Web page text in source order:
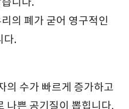
니다.
의 폐가 굳어 영구적인
다.
의 수가 빠르게 증가하고
나쁜 공기질이 뽑힙니다.